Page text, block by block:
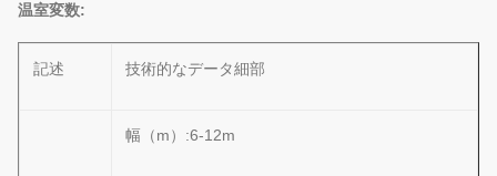
温室変数:
記述 技術的なデータ細部
幅（m）:6-12m